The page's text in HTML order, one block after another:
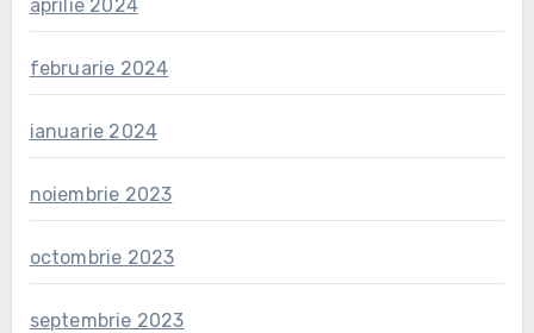
aprilie 2024
februarie 2024
ianuarie 2024
noiembrie 2023
octombrie 2023
septembrie 2023